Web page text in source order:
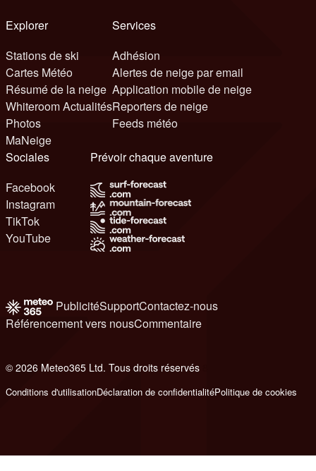
Explorer
Stations de ski
Cartes Météo
Résumé de la neige
Whiteroom Actualités
Photos
MaNeige
Services
Adhésion
Alertes de neige par email
Application mobile de neige
Reporters de neige
Feeds météo
Sociales
Facebook
Instagram
TikTok
YouTube
Prévoir chaque aventure
PublicitéSupportContactez-nous
Référencement vers nousCommentaire
© 2026 Meteo365 Ltd. Tous droits réservés
Conditions d'utilisationDéclaration de confidentialitéPolitique de cookies